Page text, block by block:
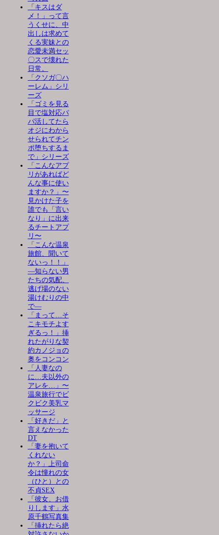
「キスはダ
メ！」って言
うくせに、中
出しは求めて
くる実妹との
恋愛未満セッ
〇スで壊れた
日常。
「クソガ〇ハ
ーレム」シリ
ーズ
「ゴミを見る
目で塩対応パ
パ活してたら
オジにわから
せられてチン
ポ堕ちするま
で」シリーズ
「こんなアプ
リがあればど
んな事に使い
ますか？」〜
見かけた子を
誰でも「言い
なり」に出来
るチートアプ
リ〜
「こんな温泉
旅館、聞いて
ないっ！！」
―知らない男
たちの気配、
逃げ場のない
湯けむりの中
で―
「まって…そ
こキモチよす
ぎるっ！」挿
れたがりな契
約カノジョの
奥をコンコン
「人妻なの
に…夫以外の
アレを…」〜
温泉旅行でビ
クビク美乳マ
ッサージ
「好きだ」と
言えなかった
DT
「妻を抱いて
くれない
か？」上司命
令は憧れの女
（ひと）との
不貞SEX
「彼女、お借
りします」水
原千鶴写真集
「挿れたら絶